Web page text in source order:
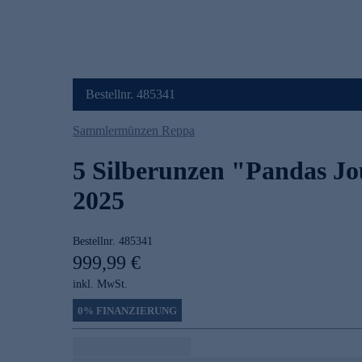
Bestellnr. 485341
Sammlermünzen Reppa
5 Silberunzen "Pandas
2025
Bestellnr. 485341
999,99 €
inkl. MwSt.
0% FINANZIERUNG